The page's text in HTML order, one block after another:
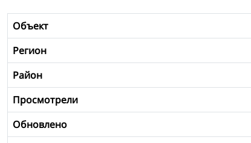
Объект
Регион
Район
Просмотрели
Обновлено